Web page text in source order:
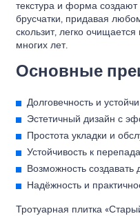
текстура и форма
брусчатки, придавая
скользит, легко
многих лет.
Основные
Долговечность и
Эстетичный дизайн с
Простота укладки и
Устойчивость к
Возможность
Надёжность и
Тротуарная плитка